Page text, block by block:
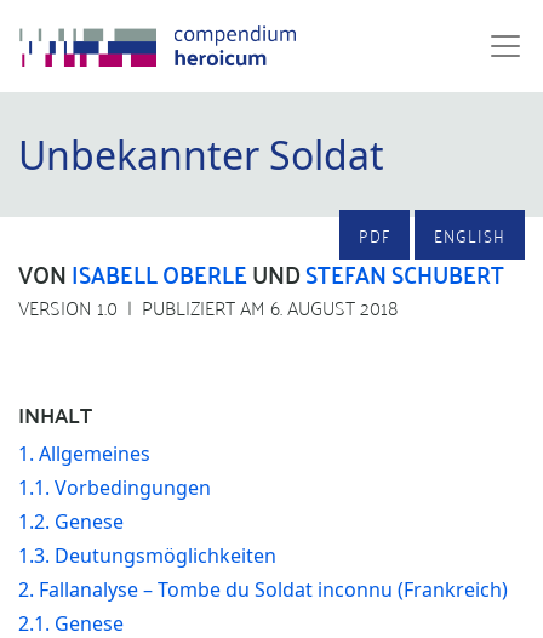
Unbekannter Soldat
PDF ENGLISH
VONISABELL OBERLEUNDSTEFAN SCHUBERT
VERSION 1.0 PUBLIZIERT AM 6. AUGUST 2018
INHALT
1. Allgemeines
1.1. Vorbedingungen
1.2. Genese
1.3. Deutungsmöglichkeiten
2. Fallanalyse – Tombe du Soldat inconnu (Frankreich)
2.1. Genese